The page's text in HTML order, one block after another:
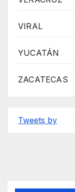
VIRAL
YUCATÁN
ZACATECAS
Tweets by